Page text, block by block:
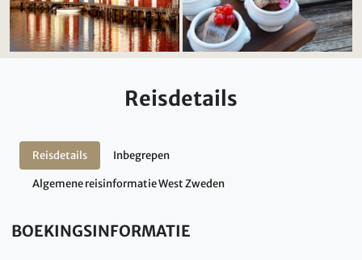
Reisdetails
Reisdetails Inbegrepen
Algemene reisinformatie West Zweden
BOEKINGSINFORMATIE